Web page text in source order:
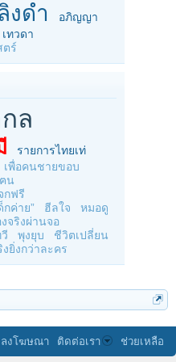
งดำ
อภิญญา
เทวดา
ตร์
ล
รายการไทยเท่
เพื่อคนชายขอบ
น
กฟรี
ค่าย”
ฮีลใจ
หมอดู
งจริงผ่านจอ
พุงยุบ
ชีวิตเปลี่ยน
ยิ่งกว่าละคร
ลงโฆษณา ติดต่อเรา ช่วยเหลือ